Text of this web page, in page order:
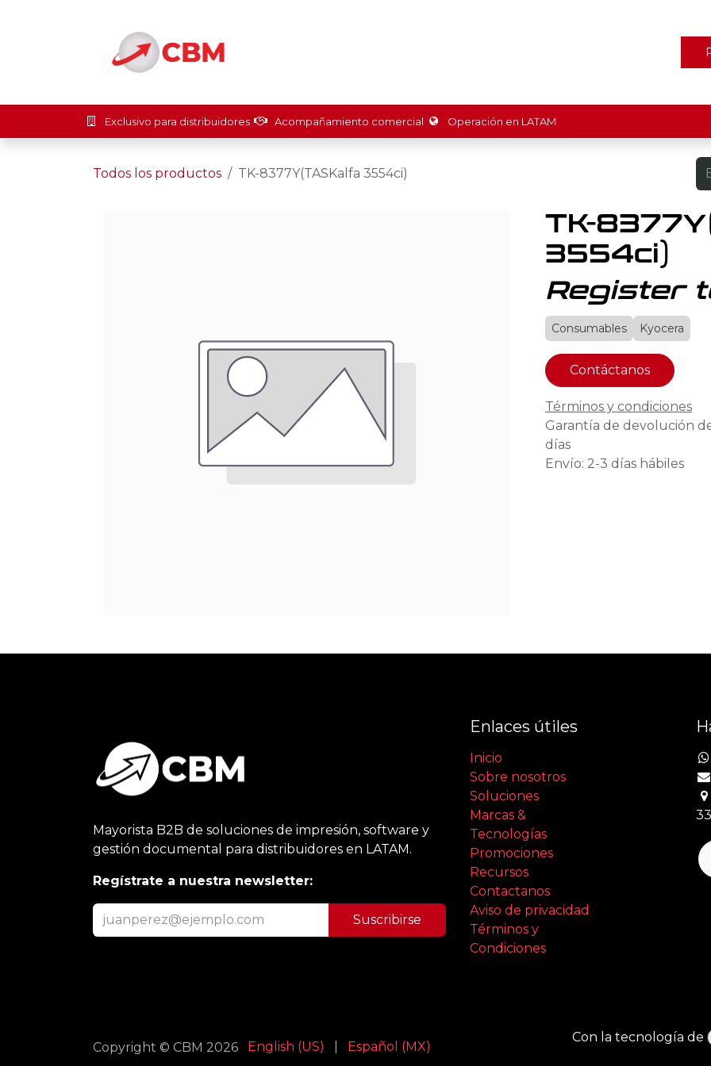
Exclusivo para distribuidores Acompañamiento comercial Operación en LATAM
Todos los productos TK-8377Y(TASKalfa 3554ci)
TK-
3554ci)
Register
Consumables Kyocera
Contáctanos
Términos y condiciones
Garantía de devolución
días
Envío: 2-3 días hábiles
Mayorista B2B de soluciones de impresión, software y
gestión documental para distribuidores en LATAM.
Regístrate a nuestra newsletter:
Suscribirse
Enlaces útiles
Inicio
Sobre nosotros
Soluciones
Marcas &
Tecnologías
Promociones
Recursos
Contactanos
Aviso de privacidad
Términos y
Condiciones
Copyright © CBM 2026 English (US) Español (MX)
Con la tecnología de